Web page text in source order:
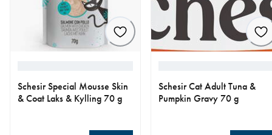
Schesir Special Mousse Skin
& Coat Laks & Kylling 70 g
Schesir Cat Adult Tuna &
Pumpkin Gravy 70 g